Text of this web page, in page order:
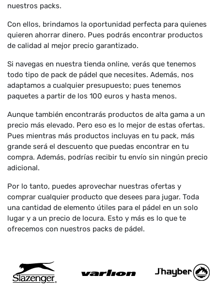
nuestros packs.
Con ellos, brindamos la oportunidad perfecta para quienes
quieren ahorrar dinero. Pues podrás encontrar productos
de calidad al mejor precio garantizado.
Si navegas en nuestra tienda online, verás que tenemos
todo tipo de pack de pádel que necesites. Además, nos
adaptamos a cualquier presupuesto; pues tenemos
paquetes a partir de los 100 euros y hasta menos.
Aunque también encontrarás productos de alta gama a un
precio más elevado. Pero eso es lo mejor de estas ofertas.
Pues mientras más productos incluyas en tu pack, más
grande será el descuento que puedas encontrar en tu
compra. Además, podrías recibir tu envío sin ningún precio
adicional.
Por lo tanto, puedes aprovechar nuestras ofertas y
comprar cualquier producto que desees para jugar. Toda
una cantidad de elemento útiles para el pádel en un solo
lugar y a un precio de locura. Esto y más es lo que te
ofrecemos con nuestros packs de pádel.